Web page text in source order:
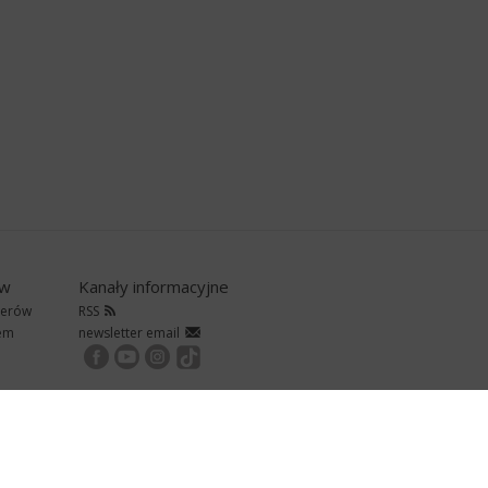
Kanały informacyjne
RSS
newsletter email